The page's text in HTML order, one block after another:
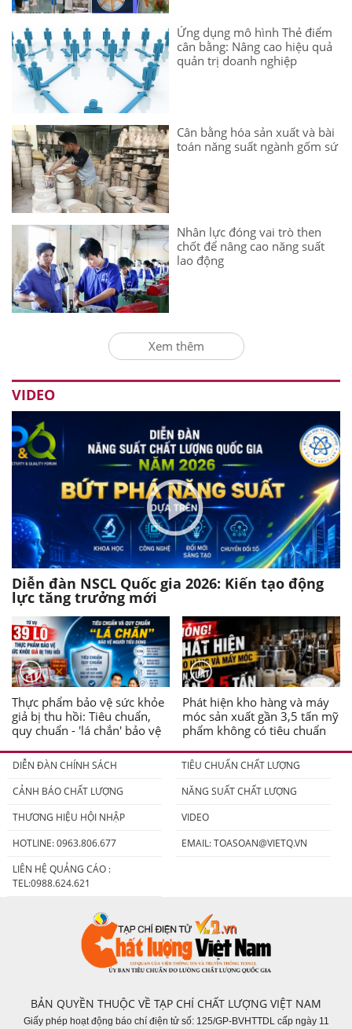
Ứng dụng mô hình Thẻ điểm
cân bằng: Nâng cao hiệu quả
quản trị doanh nghiệp
Cân bằng hóa sản xuất và bài
toán năng suất ngành gốm sứ
Nhân lực đóng vai trò then
chốt để nâng cao năng suất
lao động
Xem thêm
VIDEO
Diễn đàn NSCL Quốc gia 2026: Kiến tạo động
lực tăng trưởng mới
Thực phẩm bảo vệ sức khỏe
giả bị thu hồi: Tiêu chuẩn,
quy chuẩn - 'lá chắn' bảo vệ
Phát hiện kho hàng và máy
móc sản xuất gần 3,5 tấn mỹ
phẩm không có tiêu chuẩn
DIỄN ĐÀN CHÍNH SÁCH
TIÊU CHUẨN CHẤT LƯỢNG
CẢNH BÁO CHẤT LƯỢNG
NĂNG SUẤT CHẤT LƯỢNG
THƯƠNG HIỆU HỘI NHẬP
VIDEO
HOTLINE: 0963.806.677
EMAIL:TOASOAN@VIETQ.VN
LIÊN HỆ QUẢNG CÁO :
TEL:0988.624.621
BẢN QUYỀN THUỘC VỀ TẠP CHÍ CHẤT LƯỢNG VIỆT NAM
Giấy phép hoạt động báo chí điện tử số: 125/GP-BVHTTDL cấp ngày 11